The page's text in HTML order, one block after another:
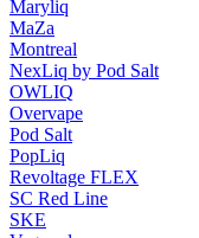
Maryliq
MaZa
Montreal
NexLiq by Pod Salt
OWLIQ
Overvape
Pod Salt
PopLiq
Revoltage FLEX
SC Red Line
SKE